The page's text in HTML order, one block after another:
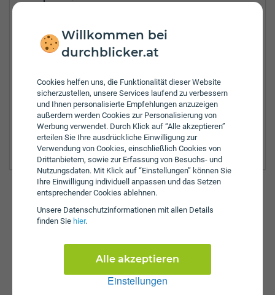
Willkommen bei
durchblicker.at
Cookies helfen uns, die Funktionalität dieser Website
sicherzustellen, unsere Services laufend zu verbessern
und Ihnen personalisierte Empfehlungen anzuzeigen
außerdem werden Cookies zur Personalisierung von
Werbung verwendet. Durch Klick auf “Alle akzeptieren”
erteilen Sie Ihre ausdrückliche Einwilligung zur
Verwendung von Cookies, einschließlich Cookies von
Drittanbietern, sowie zur Erfassung von Besuchs- und
Nutzungsdaten. Mit Klick auf “Einstellungen” können Sie
Ihre Einwilligung individuell anpassen und das Setzen
entsprechender Cookies ablehnen.
Unsere Daten­schutz­informationen mit allen Details
finden Sie hier.
Einstellungen
Alle akzeptieren
+432813-2021102
E-Mail: zlspitz@garanta.at
Zulassungsbezirke:
Krems Land
Krems an der Donau
Melk
Sankt Pölten Land
Zwettl
Günstig versichern & anmelden
KFZ-Zulassung Versicherungswechsel